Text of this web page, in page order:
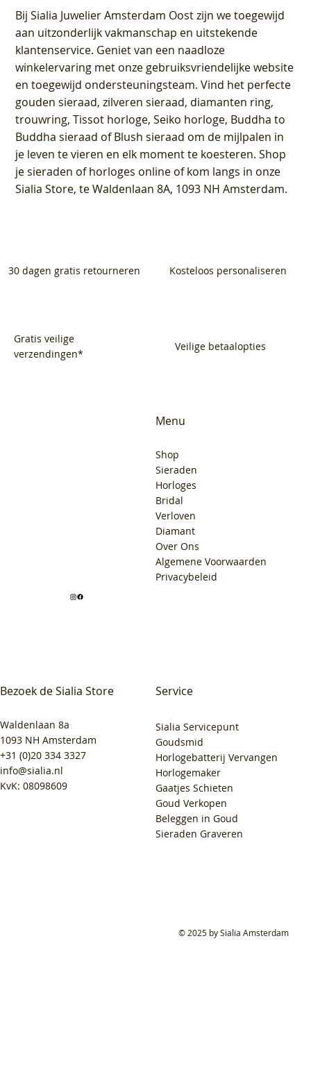
BijSialia Juwelier Amsterdam Oostzijn we toegewijd
aan uitzonderlijk vakmanschap en uitstekende
klantenservice. Geniet van een naadloze
winkelervaring met onze gebruiksvriendelijke website
en toegewijd ondersteuningsteam. Vind het perfecte
gouden sieraad, zilveren sieraad, diamanten ring,
trouwring, Tissot horloge, Seiko horloge, Buddha to
Buddha sieraad of Blush sieraad om de mijlpalen in
je leven te vieren en elk moment te koesteren. Shop
je sieraden of horloges online of kom langs in onze
Sialia Store, te Waldenlaan 8A, 1093 NH Amsterdam.
30 dagen gratis retourneren Kosteloos personaliseren
Gratis veilige
verzendingen*
Veilige betaalopties
Bezoek de Sialia Store
Waldenlaan 8a
1093 NH Amsterdam
+31 (0)20 334 3327
info@sialia.nl
KvK: 08098609
Menu
Shop
Sieraden
Horloges
Bridal
Verloven
Diamant
Over Ons
Algemene Voorwaarden
Privacybeleid
Service
Sialia Servicepunt
Goudsmid
Horlogebatterij Vervangen
Horlogemaker
Gaatjes Schieten
Goud Verkopen
Beleggen in Goud
Sieraden Graveren
© 2025 by Sialia Amsterdam